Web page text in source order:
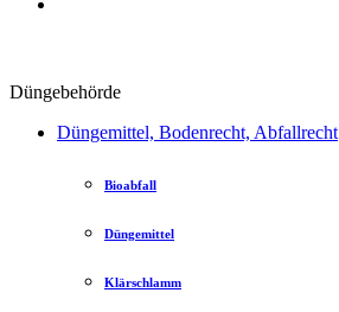
Düngebehörde
Düngemittel, Bodenrecht, Abfallrecht
Bioabfall
Düngemittel
Klärschlamm